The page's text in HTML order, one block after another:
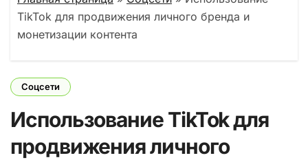
TikTok для продвижения личного бренда и
монетизации контента
Соцсети
Использование TikTok для
продвижения личного